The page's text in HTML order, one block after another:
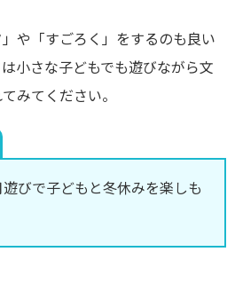
や「すごろく」をするのも良い
小さな子どもでも遊びながら文
みてください。
遊びで子どもと冬休みを楽しも